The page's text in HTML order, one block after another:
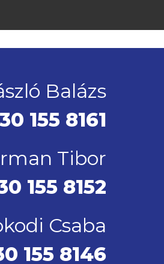
Balázs
155 8161
Tibor
155 8152
Csaba
155 8146